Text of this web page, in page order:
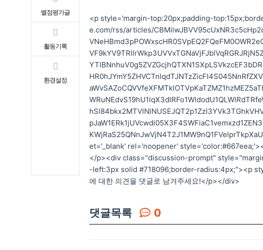
별점평가글
활동기록
환경설정
<p style='margin-top:20px;padding-
e.com/rss/articles/
et='_blank' rel='noopener'
</p><div class="discussion-prompt"
-left:3px solid #718096;border-radius:4px;"><p
에 대한 의견을 댓글로 남겨주세요!</p></div>
댓글목록 0